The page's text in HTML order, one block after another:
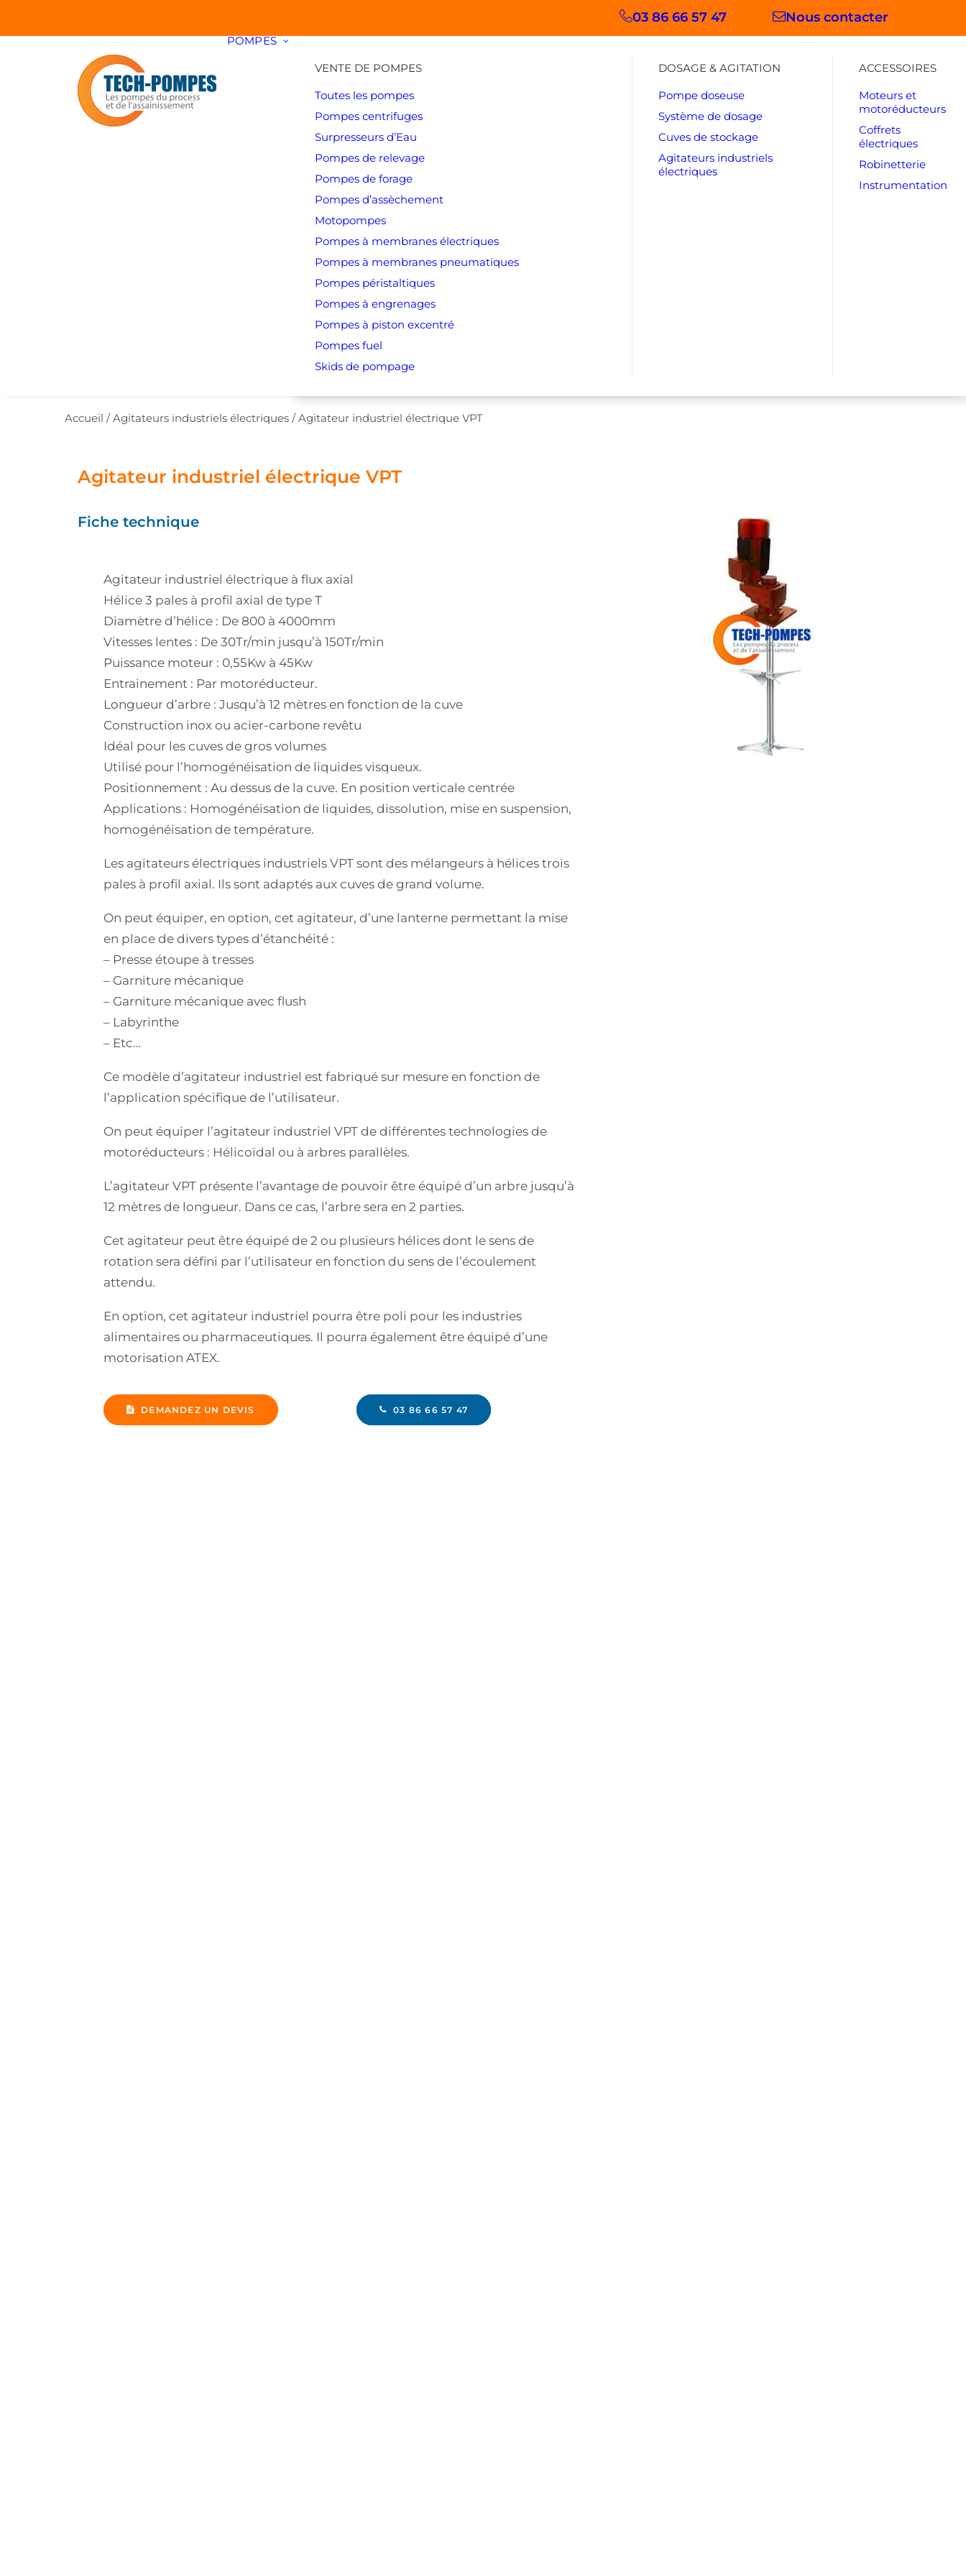
03 86 66 57 47 Nous contacter
POMPES
VENTE DE POMPES
Toutes les pompes
Pompes centrifuges
Surpresseurs d’Eau
Pompes de relevage
Pompes de forage
Pompes d’assèchement
Motopompes
Pompes à membranes électriques
Pompes à membranes pneumatiques
Pompes péristaltiques
Pompes à engrenages
Pompes à piston excentré
Pompes fuel
Skids de pompage
DOSAGE & AGITATION
Pompe doseuse
Système de dosage
Cuves de stockage
Agitateurs industriels
électriques
ACCESSOIRES
Moteurs et
motoréducteurs
Coffrets
électriques
Robinetterie
Instrumentation
Accueil /Agitateurs industriels électriques /Agitateur industriel électrique VPT
Agitateur industriel électrique VPT
Fiche technique
Agitateur industriel électrique à flux axial
Hélice 3 pales à profil axial de type T
Diamètre d’hélice : De 800 à 4000mm
Vitesses lentes : De 30Tr/min jusqu’à 150Tr/min
Puissance moteur : 0,55Kw à 45Kw
Entrainement : Par motoréducteur.
Longueur d’arbre : Jusqu’à 12 mètres en fonction de la cuve
Construction inox ou acier-carbone revêtu
Idéal pour les cuves de gros volumes
Utilisé pour l’homogénéisation de liquides visqueux.
Positionnement : Au dessus de la cuve. En position verticale centrée
Applications : Homogénéisation de liquides, dissolution, mise en suspension,
homogénéisation de température.
Les agitateurs électriques industriels VPT sont des mélangeurs à hélices trois
pales à profil axial. Ils sont adaptés aux cuves de grand volume.
On peut équiper, en option, cet agitateur, d’une lanterne permettant la mise
en place de divers types d’étanchéité :
– Presse étoupe à tresses
– Garniture mécanique
– Garniture mécanique avec flush
– Labyrinthe
– Etc…
Ce modèle d’agitateur industriel est fabriqué sur mesure en fonction de
l’application spécifique de l’utilisateur.
On peut équiper l’agitateur industriel VPT de différentes technologies de
motoréducteurs : Hélicoïdal ou à arbres parallèles.
L’agitateur VPT présente l’avantage de pouvoir être équipé d’un arbre jusqu’à
12 mètres de longueur. Dans ce cas, l’arbre sera en 2 parties.
Cet agitateur peut être équipé de 2 ou plusieurs hélices dont le sens de
rotation sera défini par l’utilisateur en fonction du sens de l’écoulement
attendu.
En option, cet agitateur industriel pourra être poli pour les industries
alimentaires ou pharmaceutiques. Il pourra également être équipé d’une
motorisation ATEX.
DEMANDEZ UN DEVIS 03 86 66 57 47